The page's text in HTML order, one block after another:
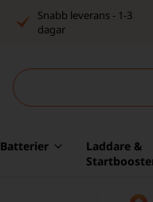
Snabb leverans - 1-3
dagar
Batterier
Laddare &